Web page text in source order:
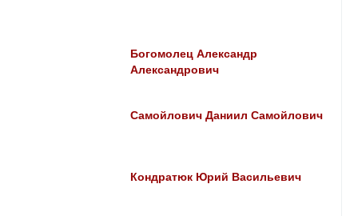
Богомолец Александр
Александрович
Самойлович Даниил Самойлович
Кондратюк Юрий Васильевич